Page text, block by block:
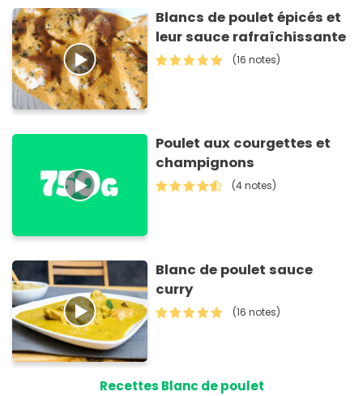
Blancs de poulet épicés et
leur sauce rafraîchissante
(16 notes)
Poulet aux courgettes et
champignons
(4 notes)
Blanc de poulet sauce
curry
(16 notes)
Recettes Blanc de poulet